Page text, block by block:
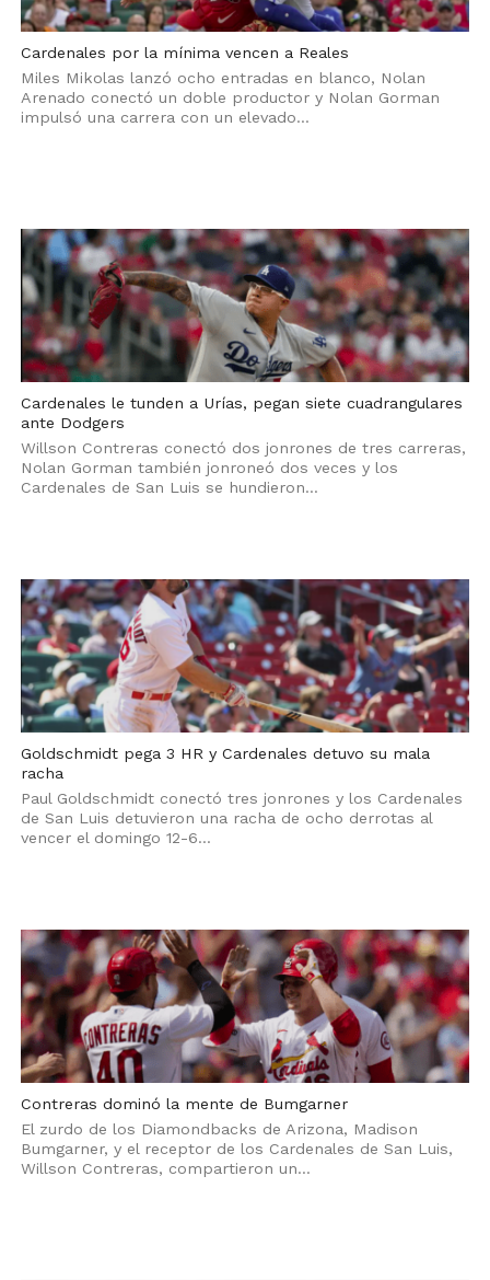
Cardenales por la mínima vencen a Reales
Miles Mikolas lanzó ocho entradas en blanco, Nolan
Arenado conectó un doble productor y Nolan Gorman
impulsó una carrera con un elevado...
Cardenales le tunden a Urías, pegan siete cuadrangulares
ante Dodgers
Willson Contreras conectó dos jonrones de tres carreras,
Nolan Gorman también jonroneó dos veces y los
Cardenales de San Luis se hundieron...
Goldschmidt pega 3 HR y Cardenales detuvo su mala
racha
Paul Goldschmidt conectó tres jonrones y los Cardenales
de San Luis detuvieron una racha de ocho derrotas al
vencer el domingo 12-6...
Contreras dominó la mente de Bumgarner
El zurdo de los Diamondbacks de Arizona, Madison
Bumgarner, y el receptor de los Cardenales de San Luis,
Willson Contreras, compartieron un...